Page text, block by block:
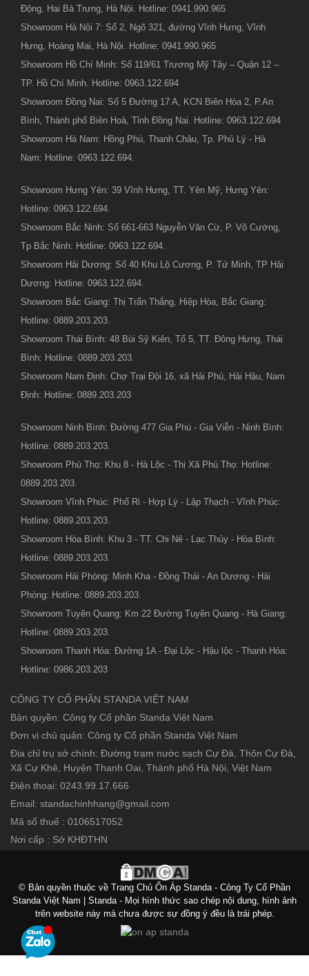
Động, Hai Bà Trưng, Hà Nội. Hotline: 0941.990.965
Showroom Hà Nội 7: Số 2, Ngõ 321, đường Vĩnh Hưng, Vĩnh
Hưng, Hoàng Mai, Hà Nội. Hotline: 0941.990.965
Showroom Hồ Chí Minh: Số 119/61 Trương Mỹ Tây – Quận 12 –
TP. Hồ Chí Minh. Hotline: 0963.122.694
Showroom Đồng Nai: Số 5 Đường 17 A, KCN Biên Hòa 2, P.An
Bình, Thành phố Biên Hoà, Tỉnh Đồng Nai. Hotline: 0963.122.694
Showroom Hà Nam: Hồng Phú, Thanh Châu, Tp. Phủ Lý - Hà
Nam: Hotline: 0963.122.694.
Showroom Hưng Yên: 39 Vĩnh Hưng, TT. Yên Mỹ, Hưng Yên:
Hotline: 0963.122.694.
Showroom Bắc Ninh: Số 661-663 Nguyễn Văn Cừ, P. Võ Cường,
Tp Bắc Ninh: Hotline: 0963.122.694.
Showroom Hải Dương: Số 40 Khu Lộ Cương, P. Tứ Minh, TP Hải
Dương: Hotline: 0963.122.694.
Showroom Bắc Giang: Thị Trấn Thắng, Hiệp Hòa, Bắc Giang:
Hotline: 0889.203.203.
Showroom Thái Bình: 48 Bùi Sỹ Kiên, Tổ 5, TT. Đông Hưng, Thái
Bình: Hotline: 0889.203.203.
Showroom Nam Định: Chợ Trại Đội 16, xã Hải Phú, Hải Hậu, Nam
Định: Hotline: 0889.203.203
Showroom Ninh Bình: Đường 477 Gia Phú - Gia Viễn - Ninh Bình:
Hotline: 0889.203.203.
Showroom Phú Thọ: Khu 8 - Hà Lộc - Thị Xã Phú Thọ: Hotline:
0889.203.203.
Showroom Vĩnh Phúc: Phố Ri - Hợp Lý - Lập Thạch - Vĩnh Phúc:
Hotline: 0889.203.203.
Showroom Hòa Bình: Khu 3 - TT. Chi Nê - Lạc Thủy - Hòa Bình:
Hotline: 0889.203.203.
Showroom Hải Phòng: Minh Kha - Đồng Thái - An Dương - Hải
Phòng: Hotline: 0889.203.203.
Showroom Tuyên Quang: Km 22 Đường Tuyên Quang - Hà Giang:
Hotline: 0889.203.203.
Showroom Thanh Hóa: Đường 1A - Đại Lộc - Hậu lộc - Thanh Hóa:
Hotline: 0986.203.203
CÔNG TY CỔ PHẦN STANDA VIỆT NAM
Bản quyền: Công ty Cổ phần Standa Việt Nam
Đơn vị chủ quản: Công ty Cổ phần Standa Việt Nam
Địa chỉ trụ sở chính: Đường trạm nước sạch Cự Đà, Thôn Cự Đà,
Xã Cự Khê, Huyện Thanh Oai, Thành phố Hà Nội, Việt Nam
Điện thoại: 0243.99.17.666
Email: standachinhhang@gmail.com
Mã số thuế : 0106517052
Nơi cấp : Sở KHĐTHN
© Bản quyền thuộc về Trang Chủ Ổn Áp Standa - Công Ty Cổ Phần
Standa Việt Nam | Standa - Mọi hình thức sao chép nội dung, hình ảnh
trên website này mà chưa được sự đồng ý đều là trái phép.